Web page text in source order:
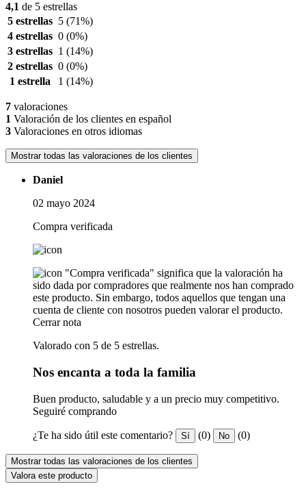
4,1 de 5 estrellas
5 estrellas 5 (71%)
4 estrellas 0 (0%)
3 estrellas 1 (14%)
2 estrellas 0 (0%)
1 estrella
1 (14%)
7 valoraciones
1 Valoración de los clientes en español
3 Valoraciones en otros idiomas
Mostrar todas las valoraciones de los clientes
Daniel
02 mayo 2024
Compra verificada
"Compra verificada" significa que la valoración ha
sido dada por compradores que realmente nos han comprado
este producto. Sin embargo, todos aquellos que tengan una
cuenta de cliente con nosotros pueden valorar el producto.
Cerrar nota
Valorado con 5 de 5 estrellas.
Nos encanta a toda la familia
Buen producto, saludable y a un precio muy competitivo.
Seguiré comprando
¿Te ha sido útil este comentario? Sí (0) No (0)
Mostrar todas las valoraciones de los clientes
Valora este producto